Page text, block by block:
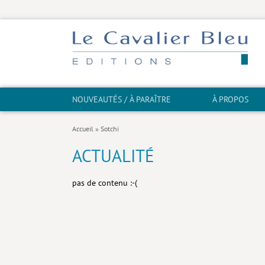
NOUVEAUTÉS / À PARAÎTRE À PROPOS
Accueil » Sotchi
ACTUALITÉ
pas de contenu :-(